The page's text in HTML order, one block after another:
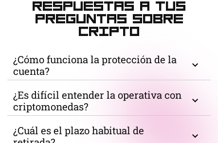
Respuestas a tus
preguntas sobre
cripto
¿Cómo funciona la protección de la
cuenta?
cuenta como el cifrado, las comprobaciones de
verificación, la autenticación de dos factores
la cuenta. Los usuarios también deberían crear
¿Es difícil entender la operativa con
criptomonedas?
resultar exigente al principio, sobre todo para
¿Cuál es el plazo habitual de